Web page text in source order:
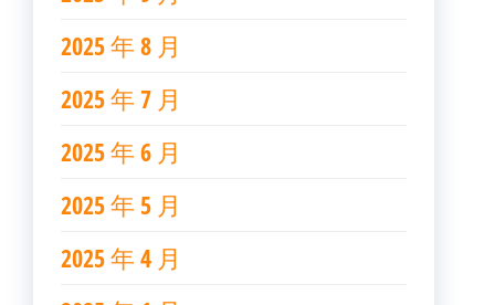
2025 年 8 月
2025 年 7 月
2025 年 6 月
2025 年 5 月
2025 年 4 月